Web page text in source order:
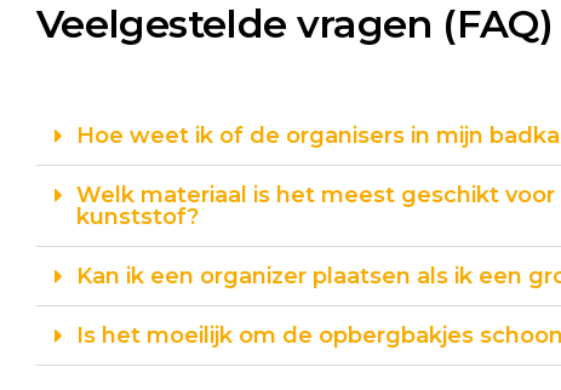
Veelgestelde vragen (FAQ)
Hoe weet ik of de organisers in mijn
Welk materiaal is het meest geschikt
kunststof?
Kan ik een organizer plaatsen als ik een
Is het moeilijk om de opbergbakjes